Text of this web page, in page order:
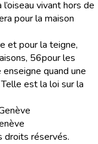
l’oiseau vivant hors de
pour la maison
et pour la teigne,
56pour les
enseigne quand une
est la loi sur la
droits réservés.